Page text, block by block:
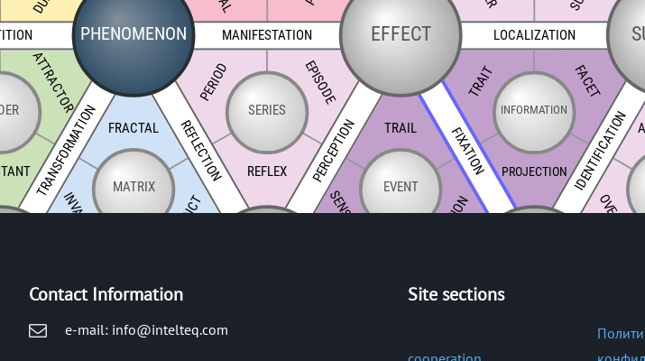
Contact Information
e-mail: info@intelteq.com
Site sections